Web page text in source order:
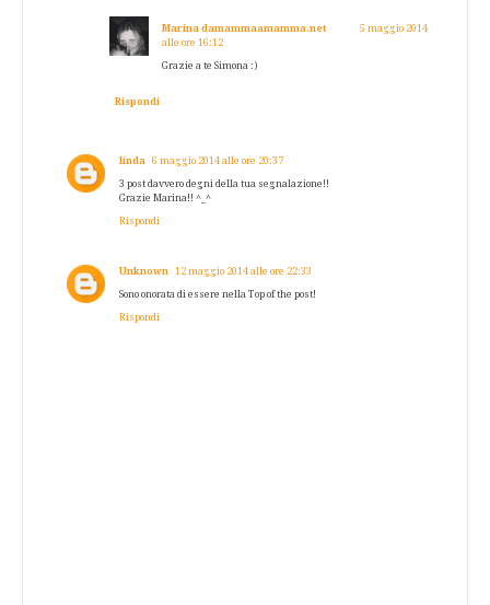
Marina damammaamamma.net
5 maggio 2014
alle ore 16:12
Grazie a te Simona :)
Rispondi
linda 6 maggio 2014 alle ore 20:37
3 post davvero degni della tua segnalazione!!
Grazie Marina!! ^_^
Rispondi
Unknown 12 maggio 2014 alle ore 22:33
Sono onorata di essere nella Top of the post!
Rispondi